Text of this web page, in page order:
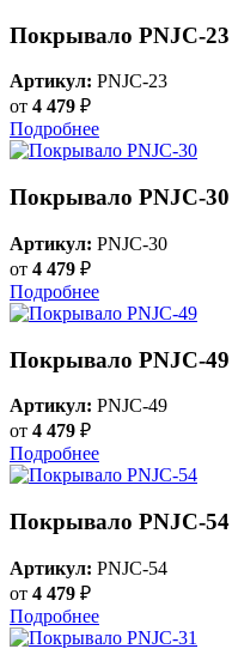
Покрывало PNJC-23
Артикул: PNJC-23
от 4 479 ₽
Подробнее
Покрывало PNJC-30
Артикул: PNJC-30
от 4 479 ₽
Подробнее
Покрывало PNJC-49
Артикул: PNJC-49
от 4 479 ₽
Подробнее
Покрывало PNJC-54
Артикул: PNJC-54
от 4 479 ₽
Подробнее